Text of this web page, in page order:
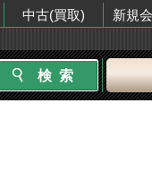
中古(買取) 新規